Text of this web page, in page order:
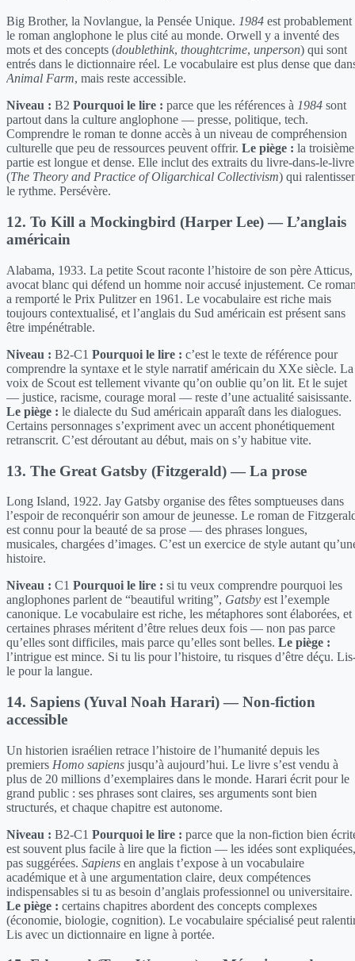
Big Brother, la Novlangue, la Pensée Unique. 1984 est probablement
le roman anglophone le plus cité au monde. Orwell y a inventé des
mots et des concepts (doublethink, thoughtcrime, unperson) qui sont
entrés dans le dictionnaire réel. Le vocabulaire est plus dense que
Animal Farm, mais reste accessible.
Niveau : B2 Pourquoi le lire : parce que les références à 1984 sont
partout dans la culture anglophone — presse, politique, tech.
Comprendre le roman te donne accès à un niveau de compréhension
culturelle que peu de ressources peuvent offrir. Le piège : la troisième
partie est longue et dense. Elle inclut des extraits du livre-dans-le-livre
(The Theory and Practice of Oligarchical Collectivism) qui
le rythme. Persévère.
12. To Kill a Mockingbird (Harper Lee) — L’anglais
américain
Alabama, 1933. La petite Scout raconte l’histoire de son père Atticus,
avocat blanc qui défend un homme noir accusé injustement. Ce
a remporté le Prix Pulitzer en 1961. Le vocabulaire est riche mais
toujours contextualisé, et l’anglais du Sud américain est présent sans
être impénétrable.
Niveau : B2-C1 Pourquoi le lire : c’est le texte de référence pour
comprendre la syntaxe et le style narratif américain du XXe siècle. La
voix de Scout est tellement vivante qu’on oublie qu’on lit. Et le sujet
— justice, racisme, courage moral — reste d’une actualité saisissante.
Le piège : le dialecte du Sud américain apparaît dans les dialogues.
Certains personnages s’expriment avec un accent phonétiquement
retranscrit. C’est déroutant au début, mais on s’y habitue vite.
13. The Great Gatsby (Fitzgerald) — La prose
Long Island, 1922. Jay Gatsby organise des fêtes somptueuses dans
l’espoir de reconquérir son amour de jeunesse. Le roman de
est connu pour la beauté de sa prose — des phrases longues,
musicales, chargées d’images. C’est un exercice de style autant
histoire.
Niveau : C1 Pourquoi le lire : si tu veux comprendre pourquoi les
anglophones parlent de “beautiful writing”, Gatsby est l’exemple
canonique. Le vocabulaire est riche, les métaphores sont élaborées, et
certaines phrases méritent d’être relues deux fois — non pas parce
qu’elles sont difficiles, mais parce qu’elles sont belles. Le piège :
l’intrigue est mince. Si tu lis pour l’histoire, tu risques d’être déçu.
le pour la langue.
14. Sapiens (Yuval Noah Harari) — Non-fiction
accessible
Un historien israélien retrace l’histoire de l’humanité depuis les
premiers Homo sapiens jusqu’à aujourd’hui. Le livre s’est vendu à
plus de 20 millions d’exemplaires dans le monde. Harari écrit pour le
grand public : ses phrases sont claires, ses arguments sont bien
structurés, et chaque chapitre est autonome.
Niveau : B2-C1 Pourquoi le lire : parce que la non-fiction bien
est souvent plus facile à lire que la fiction — les idées sont expliquées,
pas suggérées. Sapiens en anglais t’expose à un vocabulaire
académique et à une argumentation claire, deux compétences
indispensables si tu as besoin d’anglais professionnel ou universitaire.
Le piège : certains chapitres abordent des concepts complexes
(économie, biologie, cognition). Le vocabulaire spécialisé peut
Lis avec un dictionnaire en ligne à portée.